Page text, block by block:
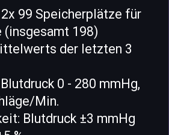
2x 99 Speicherplätze für
(insgesamt 198)
der letzten 3
0 - 280 mmHg,
Min.
Blutdruck ±3 mmHg